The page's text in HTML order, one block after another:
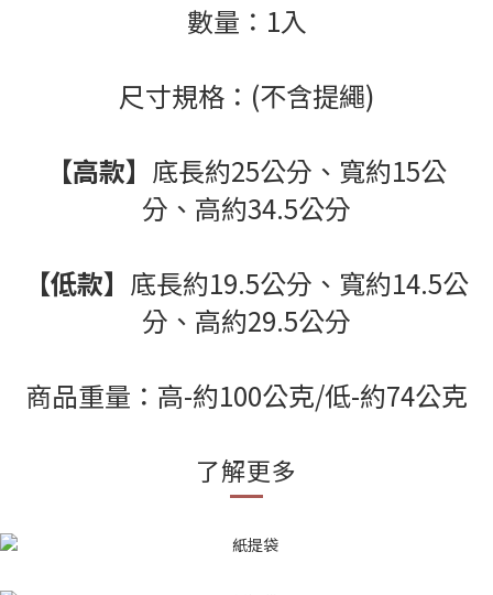
數量：1入
尺寸規格：(不含提繩)
【高款】 底長約25公分、寬約15公
分、高約34.5公分
【低款】 底長約19.5公分、寬約14.5公
分、高約29.5公分
商品重量：高-約100公克/低-約74公克
了解更多